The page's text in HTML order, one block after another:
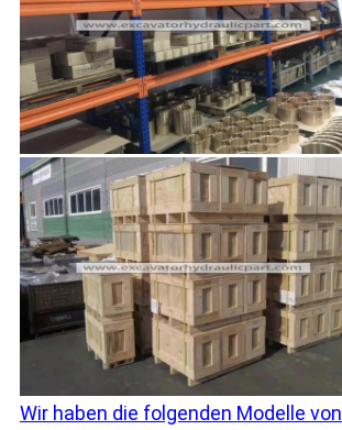
Wir haben die folgenden Modelle von